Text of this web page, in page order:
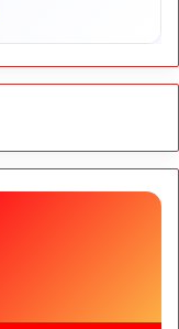
شوكي يعيد وعود
10:06 مجتمع
كارثة سبتة
مجتمع